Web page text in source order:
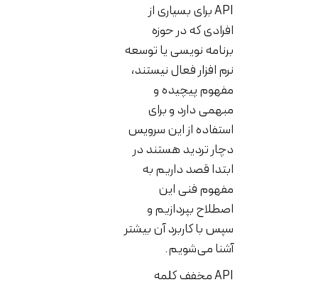
API برای بسیاری از
افرادی که در حوزه
برنامه نویسی یا توسعه
نرم افزار فعال نیستند،
مفهوم پیچیده و
مبهمی دارد و برای
استفاده از این سرویس
دچار تردید هستند در
ابتدا قصد داریم به
مفهوم فنی این
اصطلاح بپردازیم و
سپس با کاربرد آن بیشتر
آشنا می‌شویم.
API مخفف کلمه